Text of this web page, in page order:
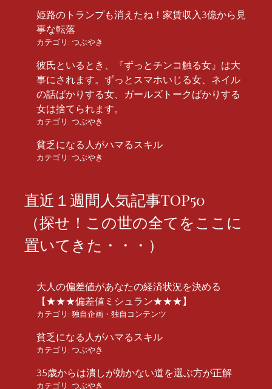
姫路のトランプも消えたね！家賃収入3億から見
事な転落
カテゴリ: つぶやき
彼氏といるとき、『ずっとチンコ触る女』は大
事にされます。ずっとスマホいじる女、ネイル
の話ばかりする女、ガールズトークばかりする
女は捨てられます。
カテゴリ: つぶやき
貧乏になる人がハマるスキル
カテゴリ: つぶやき
直近１週間人気記事TOP50
（探せ！この世の全てをここに
置いてきた・・・）
大人の偏差値があなたの経済状況を決める
【★★★偏差値ミシュラン★★★】
カテゴリ: 独自企画・独自コンテンツ
貧乏になる人がハマるスキル
カテゴリ: つぶやき
35歳からは潰しが効かない道を選ぶ方が正解
カテゴリ: つぶやき